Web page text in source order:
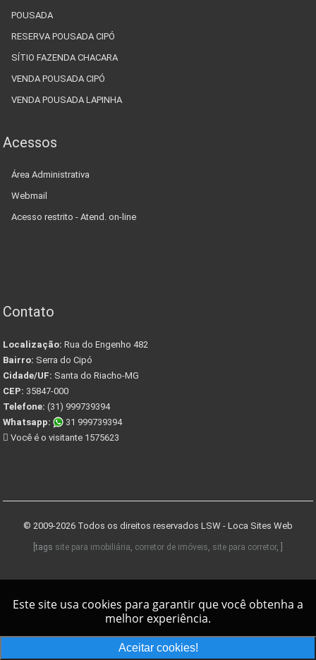
POUSADA
RESERVA POUSADA CIPÓ
SÍTIO FAZENDA CHACARA
VENDA POUSADA CIPÓ
VENDA POUSADA LAPINHA
Acessos
Área Administrativa
Webmail
Acesso restrito - Atend. on-line
Contato
Localização: Rua do Engenho 482
Bairro: Serra do Cipó
Cidade/UF: Santa do Riacho-MG
CEP: 35847-000
Telefone: (31) 999739394
Whatsapp:
31 999739394
Você é o visitante 1575623
© 2009-2026 Todos os direitos reservados LSW - Loca Sites Web
[tags site para imobiliária corretor de imóveis site para corretor, ]
Este site usa cookies para garantir que você obtenha a
melhor experiência.
Aceitar cookies!